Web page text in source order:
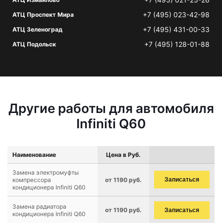
АТЦ Проспект Мира +7 (495) 023-42-98
АТЦ Зеленоград +7 (495) 431-00-33
АТЦ Подольск +7 (495) 128-01-88
Другие работы для автомобиля
Infiniti Q60
Наименование Цена в Руб.
Замена электромуфты
компрессора
кондиционера Infiniti Q60
от 1190 руб. Записаться
Замена радиатора
кондиционера Infiniti Q60
от 1190 руб. Записаться